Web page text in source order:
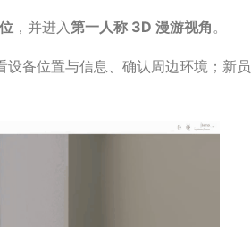
，并进入第一人称 3D 漫游视角 。
备位置与信息、确认周边环境；新员